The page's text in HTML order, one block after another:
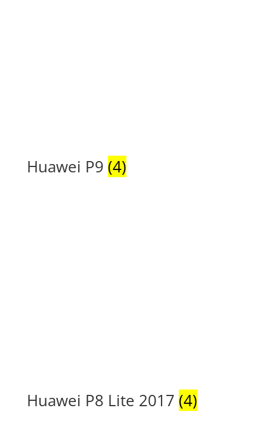
Huawei P9 (4)
Huawei P8 Lite 2017 (4)